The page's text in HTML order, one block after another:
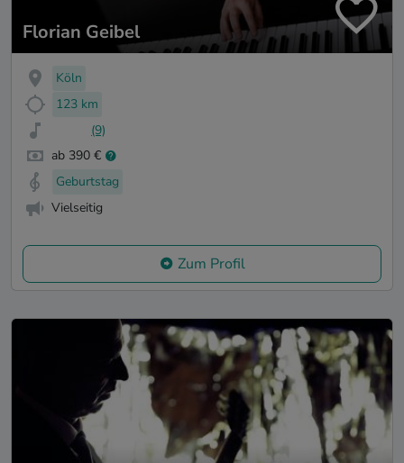
Florian Geibel
Köln
123 km
(9)
ab 390 €
Geburtstag
Vielseitig
Zum Profil